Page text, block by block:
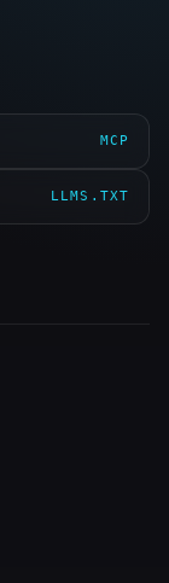
MCP
LLMS.TXT